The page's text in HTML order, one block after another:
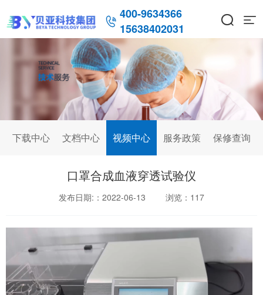
 400-9634366
15638402031
 
下载中心 文档中心 视频中心 服务政策 保修查询
口罩合成血液穿透试验仪
发布日期:：2022-06-13 浏览： 117